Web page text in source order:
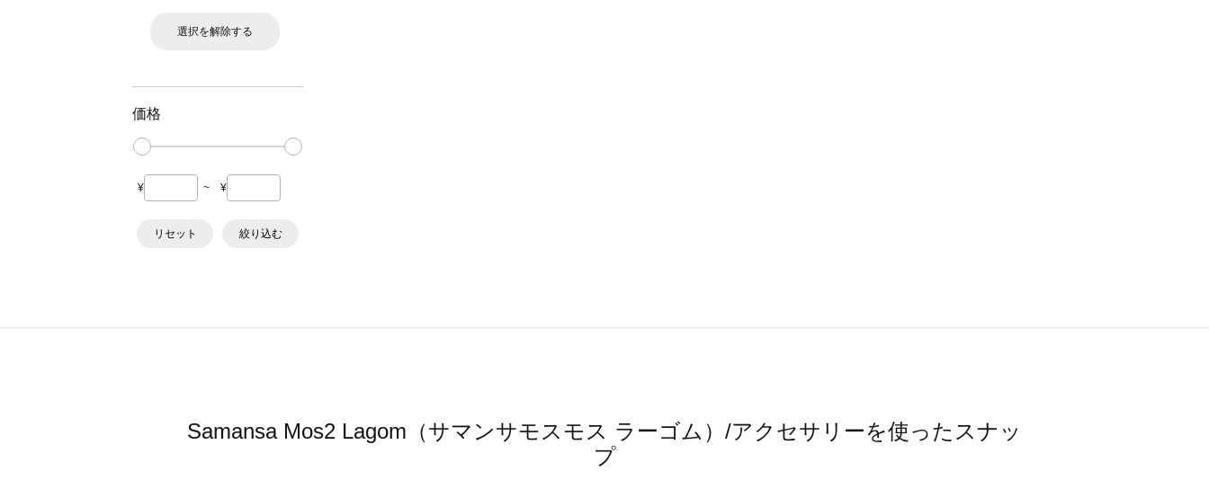
選択を解除する
価格
¥ ~ ¥
リセット 絞り込む
Samansa Mos2 Lagom（サマンサモスモス ラーゴム）/アクセサリーを使ったスナッ
プ